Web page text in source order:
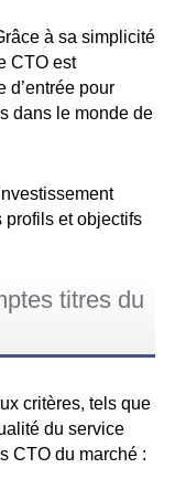
à sa simplicité
CTO est
d’entrée pour
dans le monde de
profils et objectifs
titres du
critères, tels que
du service
CTO du marché :